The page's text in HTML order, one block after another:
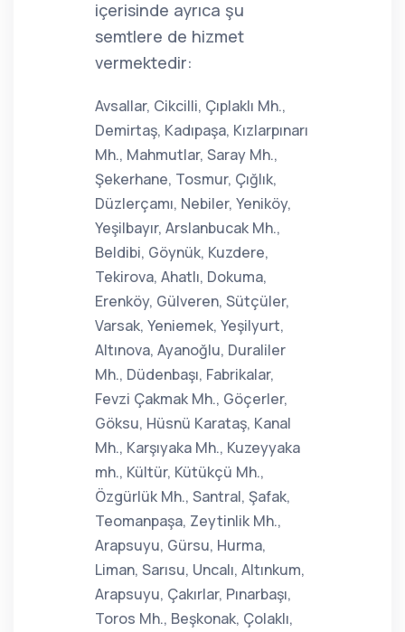
içerisinde ayrıca şu
semtlere de hizmet
vermektedir:
Avsallar, Cikcilli, Çıplaklı Mh.,
Demirtaş, Kadıpaşa, Kızlarpınarı
Mh., Mahmutlar, Saray Mh.,
Şekerhane, Tosmur, Çığlık,
Düzlerçamı, Nebiler, Yeniköy,
Yeşilbayır, Arslanbucak Mh.,
Beldibi, Göynük, Kuzdere,
Tekirova, Ahatlı, Dokuma,
Erenköy, Gülveren, Sütçüler,
Varsak, Yeniemek, Yeşilyurt,
Altınova, Ayanoğlu, Duraliler
Mh., Düdenbaşı, Fabrikalar,
Fevzi Çakmak Mh., Göçerler,
Göksu, Hüsnü Karataş, Kanal
Mh., Karşıyaka Mh., Kuzeyyaka
mh., Kültür, Kütükçü Mh.,
Özgürlük Mh., Santral, Şafak,
Teomanpaşa, Zeytinlik Mh.,
Arapsuyu, Gürsu, Hurma,
Liman, Sarısu, Uncalı, Altınkum,
Arapsuyu, Çakırlar, Pınarbaşı,
Toros Mh., Beşkonak, Çolaklı,